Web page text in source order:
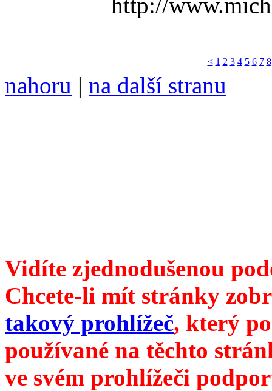
< 1 2 3 4 5 6 7 8
nahoru | na další stranu
Vidíte zjednodušenou
Chcete-li mít stránky
takový prohlížeč, který
používané na těchto
ve svém prohlížeči